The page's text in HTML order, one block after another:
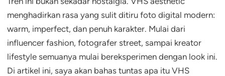
menghadirkan rasa yang sulit ditiru foto digital modern:
warm, imperfect, dan penuh karakter. Mulai dari
influencer fashion, fotografer street, sampai kreator
lifestyle semuanya mulai bereksperimen dengan look ini.
Di artikel ini, saya akan bahas tuntas apa itu VHS